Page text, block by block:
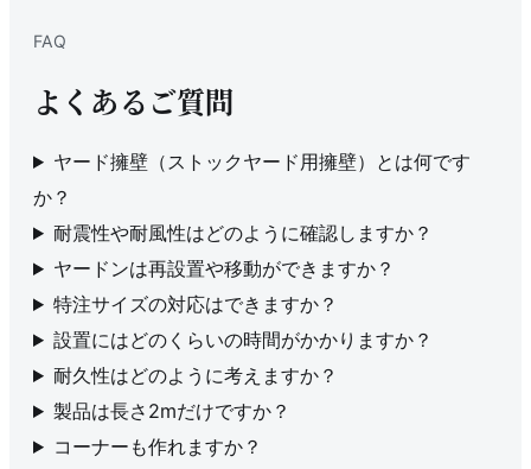
FAQ
よくあるご質問
ヤード擁壁（ストックヤード用擁壁）とは何です
か？
耐震性や耐風性はどのように確認しますか？
ヤードンは再設置や移動ができますか？
特注サイズの対応はできますか？
設置にはどのくらいの時間がかかりますか？
耐久性はどのように考えますか？
製品は長さ2mだけですか？
コーナーも作れますか？